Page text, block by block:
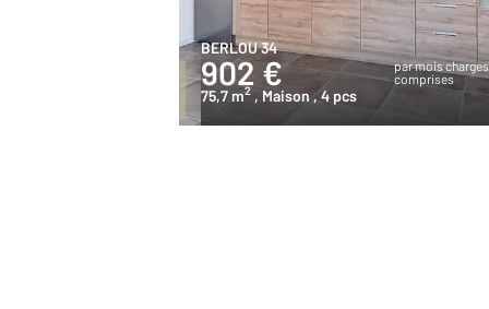
BERLOU 34
902 €
par mois charges
comprises
75,7 m2 , Maison, 4 pcs